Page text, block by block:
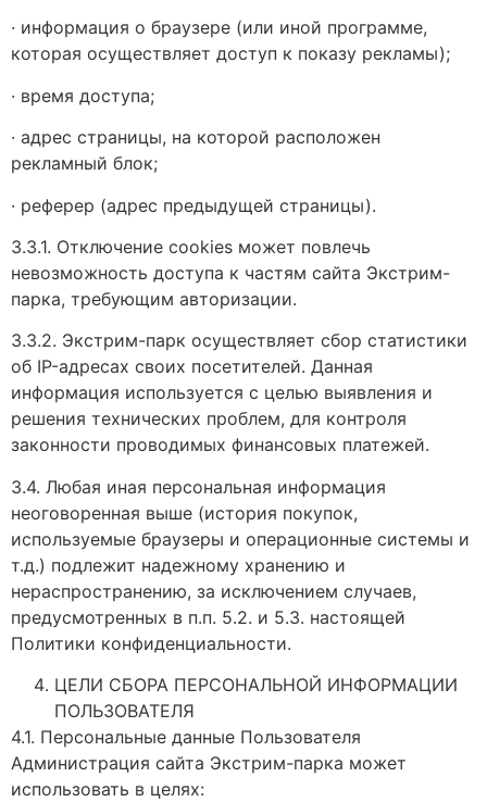
· информация о браузере (или иной программе,
которая осуществляет доступ к показу рекламы);
· время доступа;
· адрес страницы, на которой расположен
рекламный блок;
· реферер (адрес предыдущей страницы).
3.3.1. Отключение cookies может повлечь
невозможность доступа к частям сайта Экстрим-
парка, требующим авторизации.
3.3.2. Экстрим-парк осуществляет сбор статистики
об IP-адресах своих посетителей. Данная
информация используется с целью выявления и
решения технических проблем, для контроля
законности проводимых финансовых платежей.
3.4. Любая иная персональная информация
неоговоренная выше (история покупок,
используемые браузеры и операционные системы и
т.д.) подлежит надежному хранению и
нераспространению, за исключением случаев,
предусмотренных в п.п. 5.2. и 5.3. настоящей
Политики конфиденциальности.
ЦЕЛИ СБОРА ПЕРСОНАЛЬНОЙ ИНФОРМАЦИИ
ПОЛЬЗОВАТЕЛЯ
4.1. Персональные данные Пользователя
Администрация сайта Экстрим-парка может
использовать в целях: